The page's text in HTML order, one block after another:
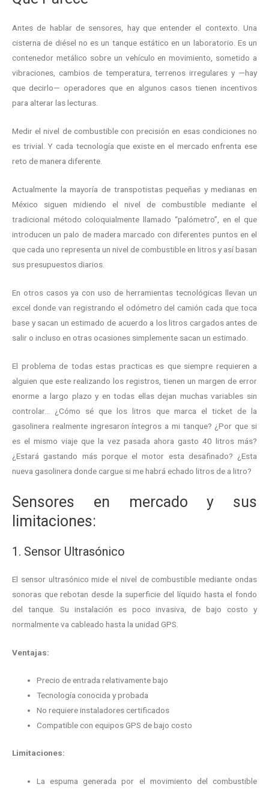
Antes de hablar de sensores, hay que entender el contexto. Una
cisterna de diésel no es un tanque estático en un laboratorio. Es un
contenedor metálico sobre un vehículo en movimiento, sometido a
vibraciones, cambios de temperatura, terrenos irregulares y —hay
que decirlo— operadores que en algunos casos tienen incentivos
para alterar las lecturas.
Medir el nivel de combustible con precisión en esas condiciones no
es trivial. Y cada tecnología que existe en el mercado enfrenta ese
reto de manera diferente.
Actualmente la mayoría de transpotistas pequeñas y medianas en
México siguen midiendo el nivel de combustible mediante el
tradicional método coloquialmente llamado “palómetro”, en el que
introducen un palo de madera marcado con diferentes puntos en el
que cada uno representa un nivel de combustible en litros y así basan
sus presupuestos diarios.
En otros casos ya con uso de herramientas tecnológicas llevan un
excel donde van registrando el odómetro del camión cada que toca
base y sacan un estimado de acuerdo a los litros cargados antes de
salir o incluso en otras ocasiones simplemente sacan un estimado.
El problema de todas estas practicas es que siempre requieren a
alguien que este realizando los registros, tienen un margen de error
enorme a largo plazo y en todas ellas dejan muchas variables sin
controlar… ¿Cómo sé que los litros que marca el ticket de la
gasolinera realmente ingresaron íntegros a mi tanque? ¿Por que si
es el mismo viaje que la vez pasada ahora gasto 40 litros más?
¿Estará gastando más porque el motor esta desafinado? ¿Esta
nueva gasolinera donde cargue si me habrá echado litros de a litro?
Sensores en mercado y sus
limitaciones:
1. Sensor Ultrasónico
El sensor ultrasónico mide el nivel de combustible mediante ondas
sonoras que rebotan desde la superficie del líquido hasta el fondo
del tanque. Su instalación es poco invasiva, de bajo costo y
normalmente va cableado hasta la unidad GPS.
Ventajas:
Precio de entrada relativamente bajo
Tecnología conocida y probada
No requiere instaladores certificados
Compatible con equipos GPS de bajo costo
Limitaciones:
La espuma generada por el movimiento del combustible